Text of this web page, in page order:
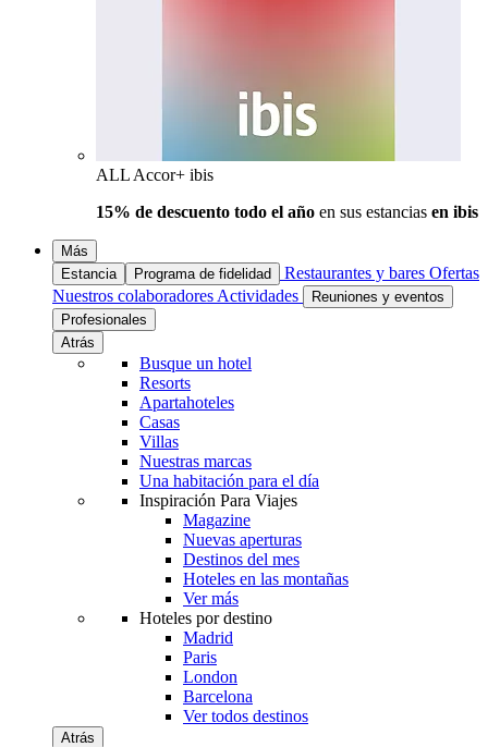
ALL Accor+ ibis
15% de descuento todo el año en sus estancias en ibis
Más
Estancia
Programa de fidelidad Restaurantes y bares Ofertas
Nuestros colaboradores Actividades
Reuniones y eventos
Profesionales
Atrás
Busque un hotel
Resorts
Apartahoteles
Casas
Villas
Nuestras marcas
Una habitación para el día
Inspiración Para Viajes
Magazine
Nuevas aperturas
Destinos del mes
Hoteles en las montañas
Ver más
Hoteles por destino
Madrid
Paris
London
Barcelona
Ver todos destinos
Atrás